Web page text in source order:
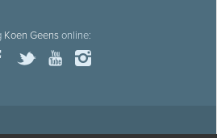
Koen Geensonline: